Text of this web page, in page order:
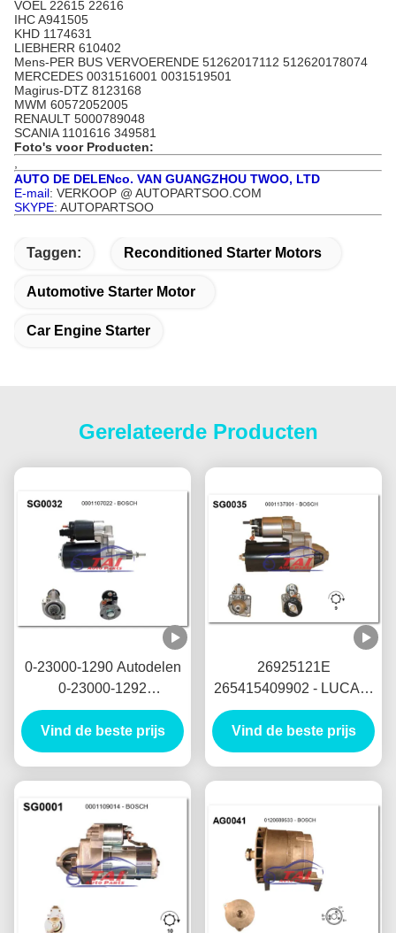
VOEL 22615 22616
IHC A941505
KHD 1174631
LIEBHERR 610402
Mens-PER BUS VERVOERENDE 51262017112 512620178074
MERCEDES 0031516001 0031519501
Magirus-DTZ 8123168
MWM 60572052005
RENAULT 5000789048
SCANIA 1101616 349581
Foto's voor Producten:
AUTO DE DELENco. VAN GUANGZHOU TWOO, LTD
E-mail: VERKOOP @ AUTOPARTSOO.COM
SKYPE: AUTOPARTSOO
Taggen: Reconditioned Starter Motors
Automotive Starter Motor
Car Engine Starter
Gerelateerde Producten
0-23000-1290 Autodelen
0-23000-1292
Startmotornikko
Startmotor 24V 5.5KW
11T Motores DE
Vind de beste prijs
26925121E
265415409902 - LUCAS-
Startmotor 12V 1.7KW 8T
MOTORES DE
ARRANQUE
Vind de beste prijs